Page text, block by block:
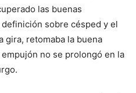
las buenas
sobre césped y el
gira, retomaba la buena
no se prolongó en la